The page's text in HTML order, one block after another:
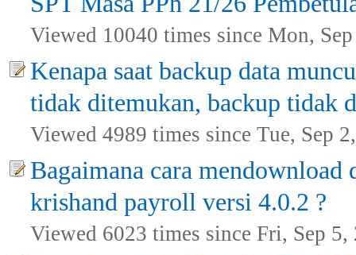
Viewed 10040 times since Mon,
Kenapa saat backup data
tidak ditemukan, backup tidak
Viewed 4989 times since Tue, Sep
Bagaimana cara mendownload
krishand payroll versi 4.0.2 ?
Viewed 6023 times since Fri, Sep 5,